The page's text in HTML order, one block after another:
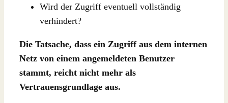
Wird der Zugriff eventuell vollständig
verhindert?
Die Tatsache, dass ein Zugriff aus dem internen
Netz von einem angemeldeten Benutzer
stammt, reicht nicht mehr als
Vertrauensgrundlage aus.